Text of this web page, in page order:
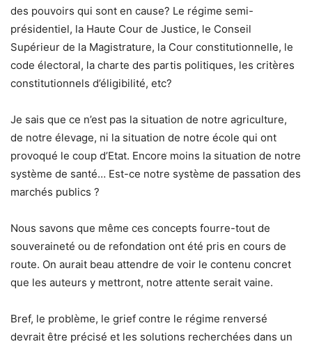
des pouvoirs qui sont en cause? Le régime semi-
présidentiel, la Haute Cour de Justice, le Conseil
Supérieur de la Magistrature, la Cour constitutionnelle, le
code électoral, la charte des partis politiques, les critères
constitutionnels d’éligibilité, etc?
Je sais que ce n’est pas la situation de notre agriculture,
de notre élevage, ni la situation de notre école qui ont
provoqué le coup d’Etat. Encore moins la situation de notre
système de santé… Est-ce notre système de passation des
marchés publics ?
Nous savons que même ces concepts fourre-tout de
souveraineté ou de refondation ont été pris en cours de
route. On aurait beau attendre de voir le contenu concret
que les auteurs y mettront, notre attente serait vaine.
Bref, le problème, le grief contre le régime renversé
devrait être précisé et les solutions recherchées dans un